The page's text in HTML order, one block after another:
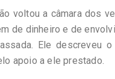
voltou a câmara dos
de dinheiro e de
Ele descreveu
apoio a ele prestado.